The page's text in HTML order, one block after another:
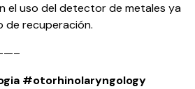
el uso del detector de metales ya
de recuperación.
#otorhinolaryngology